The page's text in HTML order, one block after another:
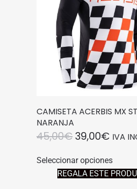
CAMISETA ACERBIS MX
NARANJA
45,00€EL
ORIGINAL
ERA:
39,00€EL
ES:
IVA
Seleccionar opciones
tiene
REGALA ESTE